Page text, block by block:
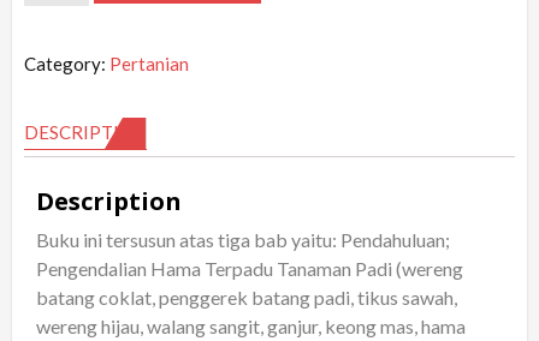
Tanaman
quantity
Category: Pertanian
DESCRIPTION
Description
Buku ini tersusun atas tiga bab yaitu: Pendahuluan;
Pengendalian Hama Terpadu Tanaman Padi (wereng
batang coklat, penggerek batang padi, tikus sawah,
wereng hijau, walang sangit, ganjur, keong mas, hama